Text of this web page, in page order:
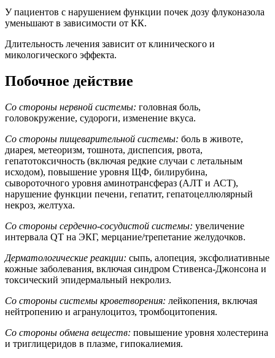
У пациентов с нарушением функции почек дозу флуконазола
уменьшают в зависимости от КК.
Длительность лечения зависит от клинического и
микологического эффекта.
Побочное действие
Со стороны нервной системы: головная боль,
головокружение, судороги, изменение вкуса.
Со стороны пищеварительной системы: боль в животе,
диарея, метеоризм, тошнота, диспепсия, рвота,
гепатотоксичность (включая редкие случаи с летальным
исходом), повышение уровня ЩФ, билирубина,
сывороточного уровня аминотрансфераз (АЛТ и АСТ),
нарушение функции печени, гепатит, гепатоцеллюлярный
некроз, желтуха.
Со стороны сердечно-сосудистой системы: увеличение
интервала QT на ЭКГ, мерцание/трепетание желудочков.
Дерматологические реакции: сыпь, алопеция, эксфолиативные
кожные заболевания, включая синдром Стивенса-Джонсона и
токсический эпидермальный некролиз.
Со стороны системы кроветворения: лейкопения, включая
нейтропению и агранулоцитоз, тромбоцитопения.
Со стороны обмена веществ: повышение уровня холестерина
и триглицеридов в плазме, гипокалиемия.